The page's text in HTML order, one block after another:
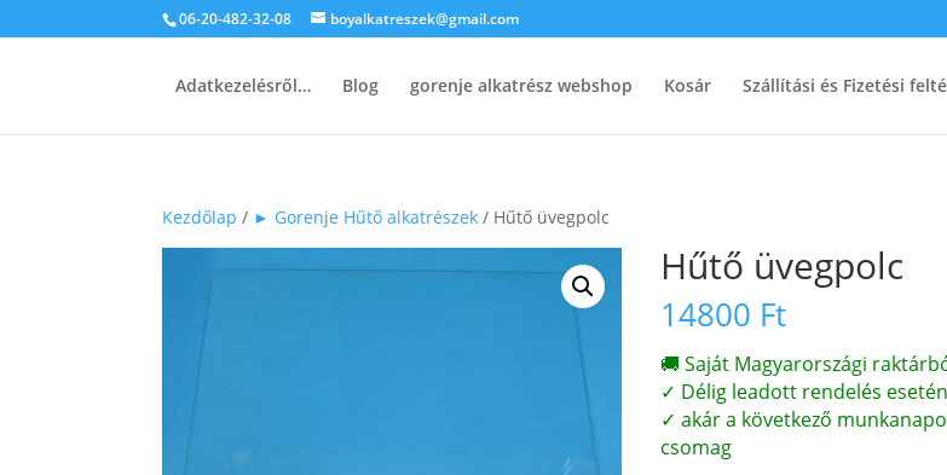
06-20-482-32-08 boyalkatreszek@gmail.com
Adatkezelésről… Blog gorenje alkatrész webshop Kosár Szállítási és Fizetési
Kezdőlap / ► Gorenje Hűtő alkatrészek / Hűtő üvegpolc
Hűtő üvegpolc
14800 Ft
🚚 Saját Magyarországi
✓ Délig leadott rendelés
✓ akár a következő
csomag